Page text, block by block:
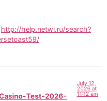
http://help.netwi.ru/search?
Test-2026-
July 12,
2026 at
11:12 am